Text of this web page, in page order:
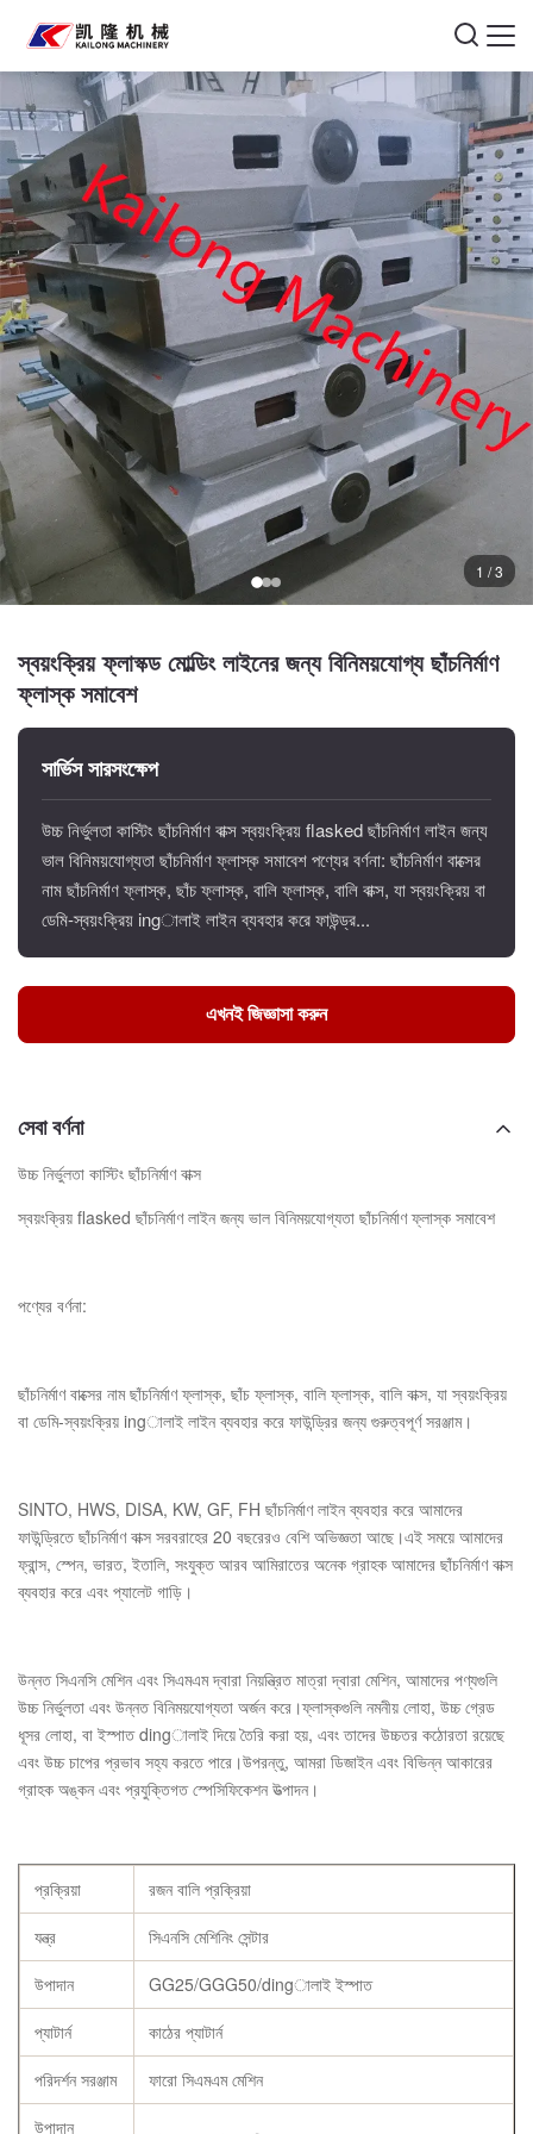
1 / 3
স্বয়ংক্রিয় ফ্লাস্ক্ড মোল্ডিং লাইনের জন্য বিনিময়যোগ্য ছাঁচনির্মাণ
ফ্লাস্ক সমাবেশ
সার্ভিস সারসংক্ষেপ
উচ্চ নির্ভুলতা কাস্টিং ছাঁচনির্মাণ বাক্স স্বয়ংক্রিয় flasked ছাঁচনির্মাণ লাইন জন্য
ভাল বিনিময়যোগ্যতা ছাঁচনির্মাণ ফ্লাস্ক সমাবেশ পণ্যের বর্ণনা: ছাঁচনির্মাণ বাক্সের
নাম ছাঁচনির্মাণ ফ্লাস্ক, ছাঁচ ফ্লাস্ক, বালি ফ্লাস্ক, বালি বাক্স, যা স্বয়ংক্রিয় বা
ডেমি-স্বয়ংক্রিয় ingালাই লাইন ব্যবহার করে ফাউন্ড্র...
এখনই জিজ্ঞাসা করুন
সেবা বর্ণনা
উচ্চ নির্ভুলতা কাস্টিং ছাঁচনির্মাণ বাক্স
স্বয়ংক্রিয় flasked ছাঁচনির্মাণ লাইন জন্য ভাল বিনিময়যোগ্যতা ছাঁচনির্মাণ ফ্লাস্ক সমাবেশ
পণ্যের বর্ণনা:
ছাঁচনির্মাণ বাক্সের নাম ছাঁচনির্মাণ ফ্লাস্ক, ছাঁচ ফ্লাস্ক, বালি ফ্লাস্ক, বালি বাক্স, যা স্বয়ংক্রিয়
বা ডেমি-স্বয়ংক্রিয় ingালাই লাইন ব্যবহার করে ফাউন্ড্রির জন্য গুরুত্বপূর্ণ সরঞ্জাম।
SINTO, HWS, DISA, KW, GF, FH ছাঁচনির্মাণ লাইন ব্যবহার করে আমাদের
ফাউন্ড্রিতে ছাঁচনির্মাণ বাক্স সরবরাহের 20 বছরেরও বেশি অভিজ্ঞতা আছে।এই সময়ে আমাদের
ফ্রান্স, স্পেন, ভারত, ইতালি, সংযুক্ত আরব আমিরাতের অনেক গ্রাহক আমাদের ছাঁচনির্মাণ বাক্স
ব্যবহার করে এবং প্যালেট গাড়ি।
উন্নত সিএনসি মেশিন এবং সিএমএম দ্বারা নিয়ন্ত্রিত মাত্রা দ্বারা মেশিন, আমাদের পণ্যগুলি
উচ্চ নির্ভুলতা এবং উন্নত বিনিময়যোগ্যতা অর্জন করে।ফ্লাস্কগুলি নমনীয় লোহা, উচ্চ গ্রেড
ধূসর লোহা, বা ইস্পাত dingালাই দিয়ে তৈরি করা হয়, এবং তাদের উচ্চতর কঠোরতা রয়েছে
এবং উচ্চ চাপের প্রভাব সহ্য করতে পারে।উপরন্তু, আমরা ডিজাইন এবং বিভিন্ন আকারের
গ্রাহক অঙ্কন এবং প্রযুক্তিগত স্পেসিফিকেশন উত্পাদন।
প্রক্রিয়া
রজন বালি প্রক্রিয়া
যন্ত্র
সিএনসি মেশিনিং সেন্টার
উপাদান
GG25/GGG50/dingালাই ইস্পাত
প্যাটার্ন
কাঠের প্যাটার্ন
পরিদর্শন সরঞ্জাম
ফারো সিএমএম মেশিন
উপাদান